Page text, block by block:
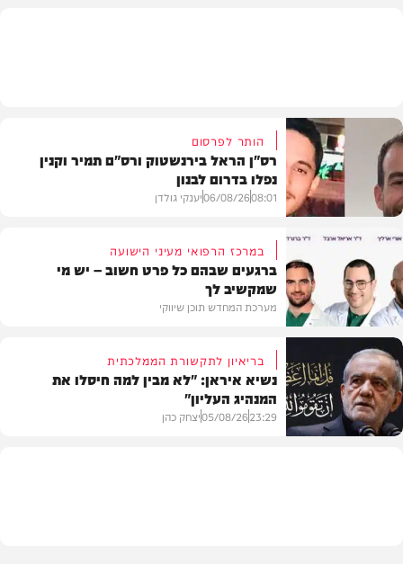
חדשות
הותר לפרסום
רס"ן הראל בירנשטוק ורס"ם תמיר וקנין
נפלו בדרום לבנון
08:01
06/08/26יענקי גולדן
תוכן שיווקי
במרכז הרפואי מעיני הישועה
ברגעים שבהם כל פרט חשוב – יש מי
שמקשיב לך
מערכת המחדש תוכן שיווקי
בריאיון לתקשורת הממלכתית
נשיא איראן: "לא מבין למה חיסלו את
המנהיג העליון"
23:29
05/08/26יצחק כהן